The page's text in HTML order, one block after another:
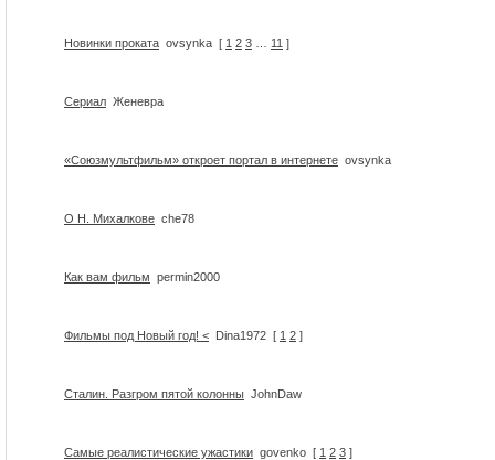
Новинки проката ovsynka [ 1 2 3 11 ]
Сериал Женевра
«Союзмультфильм» откроет портал в интернете ovsynka
О Н. Михалкове che78
Как вам фильм permin2000
Фильмы под Новый год! < Dina1972 [ 1 2 ]
Сталин. Разгром пятой колонны JohnDaw
Самые реалистические ужастики govenko [ 1 2 3 ]